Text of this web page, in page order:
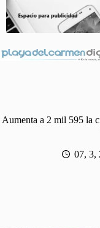
contenido
Aumenta a 2 mil 595 la
07, 3,